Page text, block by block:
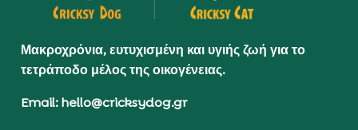
Μακροχρόνια, ευτυχισμένη και υγιής ζωή για το
τετράποδο μέλος της οικογένειας.
Email: hello@cricksydog.gr